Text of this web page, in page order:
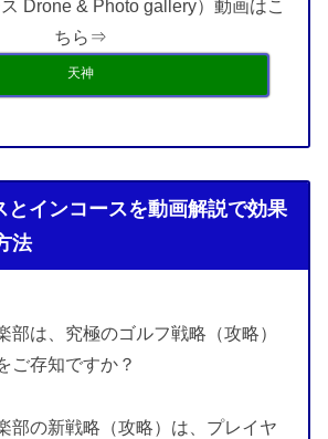
Drone & Photo gallery）動画はこ
ちら⇒
天神
とインコースを動画解説で効果
法
部は、究極のゴルフ戦略（攻略）
ご存知ですか？
部の新戦略（攻略）は、プレイヤ